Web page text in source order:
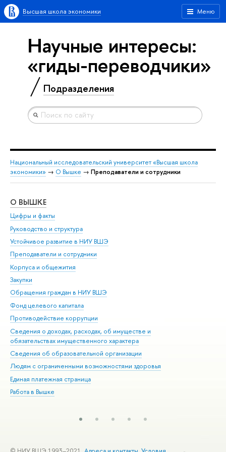
Меню
Высшая школа экономики
Научные интересы:
«гиды-переводчики»
Подразделения
Национальный исследовательский университет «Высшая школа
экономики» → О Вышке → Преподаватели и сотрудники
О ВЫШКЕ
Цифры и факты
Руководство и структура
Устойчивое развитие в НИУ ВШЭ
Преподаватели и сотрудники
Корпуса и общежития
Закупки
Обращения граждан в НИУ ВШЭ
Фонд целевого капитала
Противодействие коррупции
Сведения о доходах, расходах, об имуществе и
обязательствах имущественного характера
Сведения об образовательной организации
Людям с ограниченными возможностями здоровья
Единая платежная страница
Работа в Вышке